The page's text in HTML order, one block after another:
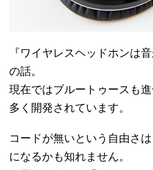
『ワイヤレスヘッドホンは
の話。
現在ではブルートゥースも
多く開発されています。
コードが無いという自由さ
になるかも知れません。